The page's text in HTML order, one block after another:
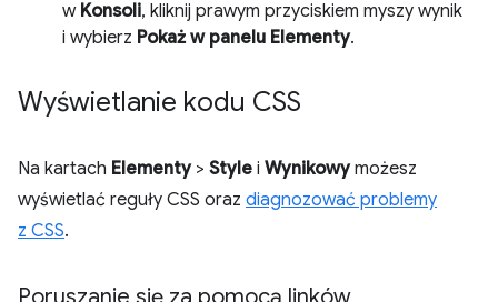
w Konsoli, kliknij prawym przyciskiem myszy wynik
i wybierz Pokaż w panelu Elementy.
Wyświetlanie kodu CSS
Na kartach Elementy> Style i Wynikowymożesz
wyświetlać reguły CSS oraz diagnozować problemy
z CSS.